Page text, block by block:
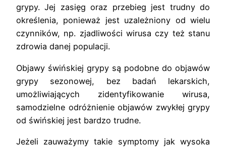
grypy. Jej zasięg oraz przebieg jest trudny do
określenia, ponieważ jest uzależniony od wielu
czynników, np. zjadliwości wirusa czy też stanu
zdrowia danej populacji.
Objawy świńskiej grypy są podobne do objawów
grypy sezonowej, bez badań lekarskich,
umożliwiających zidentyfikowanie wirusa,
samodzielne odróżnienie objawów zwykłej grypy
od świńskiej jest bardzo trudne.
Jeżeli zauważymy takie symptomy jak wysoka